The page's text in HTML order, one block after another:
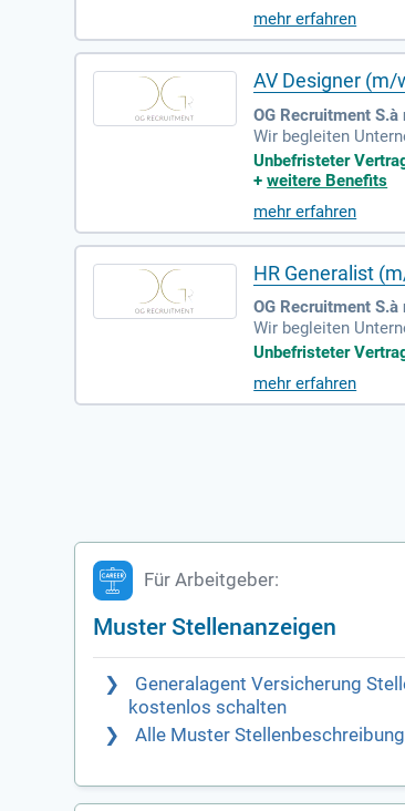
mehr erfahren
AV Designer (m/
OG Recruitment
Wir begleiten
Unbefristeter
+weitere Benefits
mehr erfahren
HR Generalist
OG Recruitment S.à
Wir begleiten
Unbefristeter
mehr erfahren
Für Arbeitgeber:
Muster Stellenanzeigen
Generalagent Versicherung
kostenlos schalten
Alle Muster